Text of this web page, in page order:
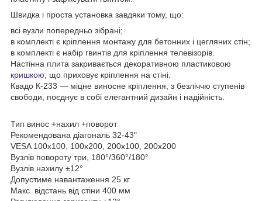
Швидка і проста установка завдяки тому, що:
всі вузли попередньо зібрані;
в комплекті є кріплення монтажу для бетонних і цегляних стін;
в комплекті є набір гвинтів для кріплення телевізорів.
Настінна плита закривається декоративною пластиковою
кришкою , що приховує кріплення на стіні.
Квадо К-233 — міцне виносне кріплення, з безліччю ступенів
свободи, поєднує в собі елегантний дизайн і надійність.
Тип винос +нахил +поворот
Рекомендована діагональ 32-43"
VESA 100х100, 100х200, 200x100, 200x200
Вузлів повороту три, 180°/360°/180°
Вузлів нахилу ±12°
Допустиме навантаження 25 кг
Макс. відстань від стіни 400 мм